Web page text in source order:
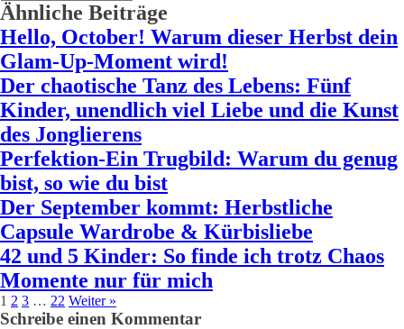
Ähnliche Beiträge
Hello, October! Warum dieser Herbst dein
Glam-Up-Moment wird!
Der chaotische Tanz des Lebens: Fünf
Kinder, unendlich viel Liebe und die Kunst
des Jonglierens
Perfektion-Ein Trugbild: Warum du genug
bist, so wie du bist
Der September kommt: Herbstliche
Capsule Wardrobe & Kürbisliebe
42 und 5 Kinder: So finde ich trotz Chaos
Momente nur für mich
1 2 3 … 22 Weiter »
Schreibe einen Kommentar